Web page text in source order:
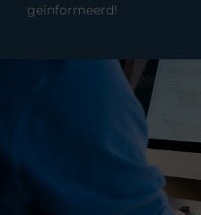
geïnformeerd!